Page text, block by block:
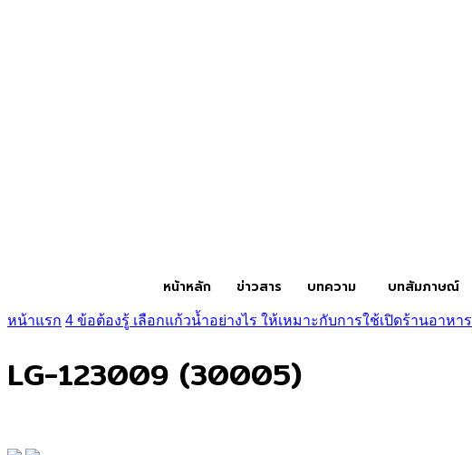
หน้าหลัก ข่าวสาร บทความ บทสัมภาษณ์
หน้าแรก 4 ข้อต้องรู้ เลือกแก้วน้ำอย่างไร ให้เหมาะกับการใช้เปิดร้านอาหาร
LG-123009 (30005)